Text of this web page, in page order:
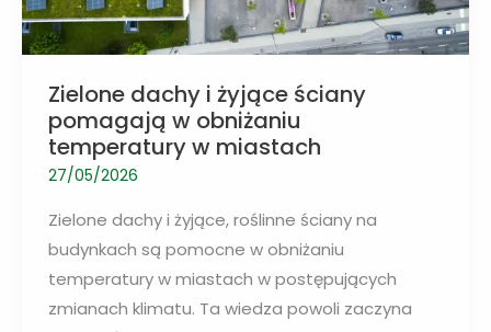
Zielone dachy i żyjące ściany
pomagają w obniżaniu
temperatury w miastach
27/05/2026
Zielone dachy i żyjące, roślinne ściany na
budynkach są pomocne w obniżaniu
temperatury w miastach w postępujących
zmianach klimatu. Ta wiedza powoli zaczyna